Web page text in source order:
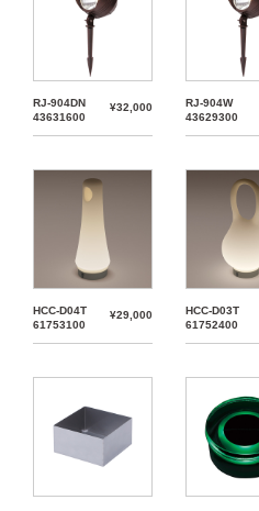
RJ-904DN
43631600
¥32,000
RJ-904W
43629300
HCC-D04T
61753100
¥29,000
HCC-D03T
61752400